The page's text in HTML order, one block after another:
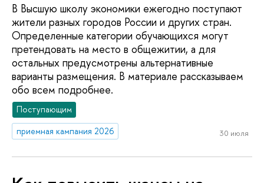
В Высшую школу экономики ежегодно поступают
жители разных городов России и других стран.
Определенные категории обучающихся могут
претендовать на место в общежитии, а для
остальных предусмотрены альтернативные
варианты размещения. В материале рассказываем
обо всем подробнее.
Поступающим
приемная кампания 2026
30 июля